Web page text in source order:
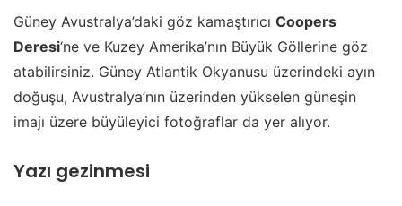
Güney Avustralya’daki göz kamaştırıcı Coopers
Deresi‘ne ve Kuzey Amerika’nın Büyük Göllerine göz
atabilirsiniz. Güney Atlantik Okyanusu üzerindeki ayın
doğuşu, Avustralya’nın üzerinden yükselen güneşin
imajı üzere büyüleyici fotoğraflar da yer alıyor.
Yazı gezinmesi